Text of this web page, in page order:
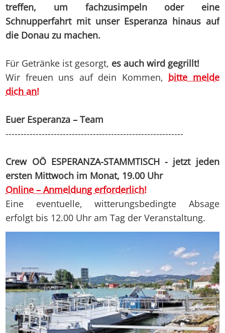
treffen, um fachzusimpeln oder eine
Schnupperfahrt mit unser Esperanza hinaus auf
die Donau zu machen.
Für Getränke ist gesorgt, es auch wird gegrillt!
Wir freuen uns auf dein Kommen, bitte melde
dich an!
Euer Esperanza – Team
-----------------------------------------------------------
Crew OÖ ESPERANZA-STAMMTISCH - jetzt jeden
ersten Mittwoch im Monat, 19.00 Uhr
Online – Anmeldung erforderlich!
Eine eventuelle, witterungsbedingte Absage
erfolgt bis 12.00 Uhr am Tag der Veranstaltung.